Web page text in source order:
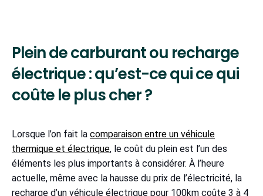
Plein de carburant ou recharge
électrique : qu’est-ce qui ce qui
coûte le plus cher ?
Lorsque l’on fait la comparaison entre un véhicule
thermique et électrique, le coût du plein est l’un des
éléments les plus importants à considérer. À l’heure
actuelle, même avec la hausse du prix de l’électricité, la
recharge d’un véhicule électrique pour 100km coûte 3 à 4